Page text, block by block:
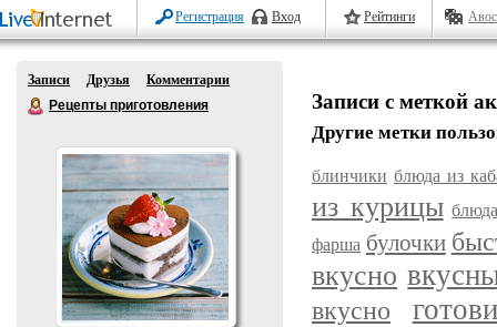
Регистрация Вход Рейтинги
Записи Друзья
Комментарии
Рецепты приготовления
Записи с меткой
Другие метки
блинчики блюда из
из курицы
фарша булочки
вкусно
вкусно